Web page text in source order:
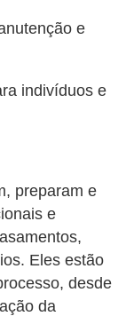
e
indivíduos e
preparam e
e
Eles estão
desde
da